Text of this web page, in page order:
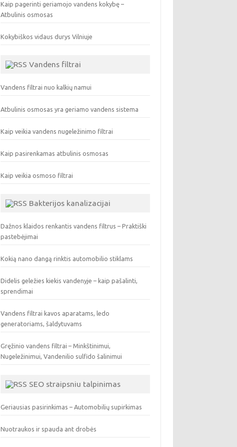
Kaip pagerinti geriamojo vandens kokybę –
Atbulinis osmosas
Kokybiškos vidaus durys Vilniuje
Vandens filtrai
Vandens filtrai nuo kalkių namui
Atbulinis osmosas yra geriamo vandens sistema
Kaip veikia vandens nugeležinimo filtrai
Kaip pasirenkamas atbulinis osmosas
Kaip veikia osmoso filtrai
Bakterijos kanalizacijai
Dažnos klaidos renkantis vandens filtrus – Praktiški
pastebėjimai
Kokią nano dangą rinktis automobilio stiklams
Didelis geležies kiekis vandenyje – kaip pašalinti,
sprendimai
Vandens filtrai kavos aparatams, ledo
generatoriams, šaldytuvams
Gręžinio vandens filtrai – Minkštinimui,
Nugeležinimui, Vandenilio sulfido šalinimui
SEO straipsniu talpinimas
Geriausias pasirinkimas – Automobilių supirkimas
Nuotraukos ir spauda ant drobės